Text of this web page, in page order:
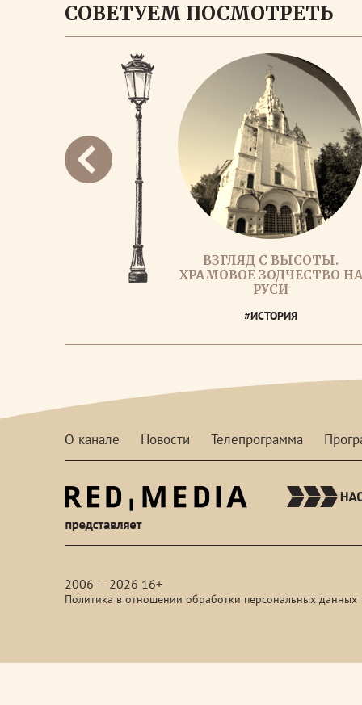
СОВЕТУЕМ ПОСМОТРЕТЬ
ВЗГЛЯД С ВЫСОТЫ.
ХРАМОВОЕ ЗОДЧЕСТВО
РУСИ
#ИСТОРИЯ
О канале Новости Телепрограмма
2006 — 2026 16+
Политика в отношении обработки персональных данных